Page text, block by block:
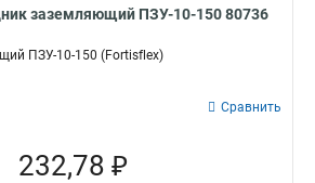
заземляющий ПЗУ-10-150 80736
ПЗУ-10-150 (Fortisflex)
Сравнить
232,78 ₽